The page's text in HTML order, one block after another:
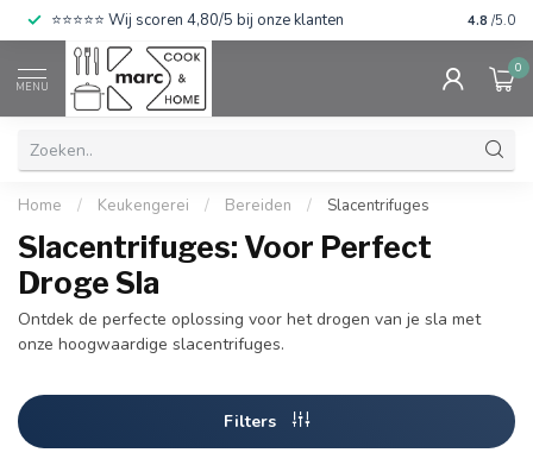
⭐⭐⭐⭐⭐ Wij scoren 4,80/5 bij onze klanten 4.8 /5.0
MENU
0
Home / Keukengerei / Bereiden / Slacentrifuges
Slacentrifuges: Voor Perfect
Droge Sla
Ontdek de perfecte oplossing voor het drogen van je sla met
onze hoogwaardige slacentrifuges.
Filters